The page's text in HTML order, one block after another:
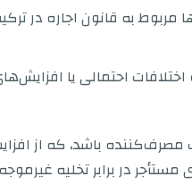
احتمالی یا
شاخص قیمت مصرف‌کننده باشد، که
در برابر تخلیه